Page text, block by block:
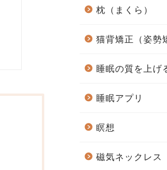
枕（まくら）
猫背矯正（姿勢
睡眠の質を上げ
睡眠アプリ
瞑想
磁気ネックレス